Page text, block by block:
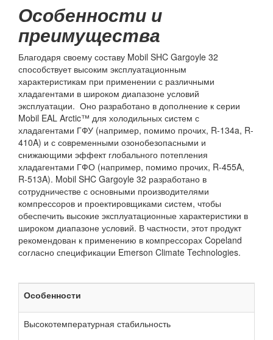
Особенности и
преимущества
Благодаря своему составу Mobil SHC Gargoyle 32
способствует высоким эксплуатационным
характеристикам при применении с различными
хладагентами в широком диапазоне условий
эксплуатации. Оно разработано в дополнение к серии
Mobil EAL Arctic™ для холодильных систем с
хладагентами ГФУ (например, помимо прочих, R-134a, R-
410A) и с современными озонобезопасными и
снижающими эффект глобального потепления
хладагентами ГФО (например, помимо прочих, R-455A,
R-513A). Mobil SHC Gargoyle 32 разработано в
сотрудничестве с основными производителями
компрессоров и проектировщиками систем, чтобы
обеспечить высокие эксплуатационные характеристики в
широком диапазоне условий. В частности, этот продукт
рекомендован к применению в компрессорах Copeland
согласно спецификации Emerson Climate Technologies.
Особенности
Высокотемпературная стабильность